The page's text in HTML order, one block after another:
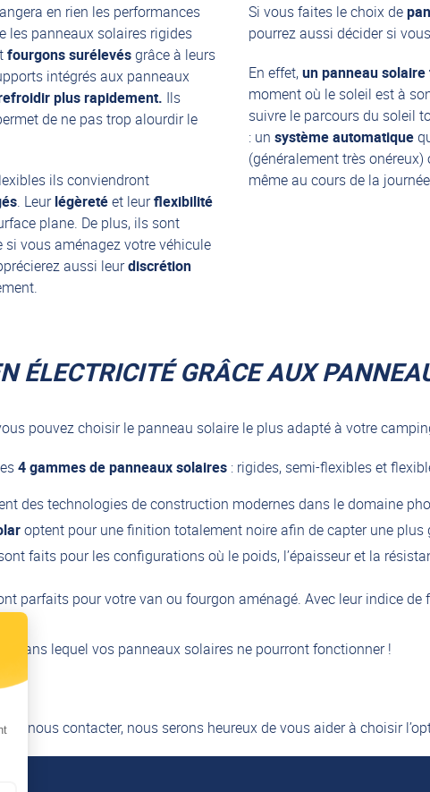
en rien les performances
les panneaux solaires rigides
fourgons surélevésgrâce à leurs
intégrés aux panneaux
plus rapidement. Ils
de ne pas trop alourdir le
ils conviendront
. Leurlégèretéet leurflexibilité
plane. De plus, ils sont
vous aménagez votre véhicule
aussi leurdiscrétion
Si vous faites le choix de
pourrez aussi décider si
En effet,un panneau
moment où le soleil est à
suivre le parcours du soleil
: un système automatique
(généralement très
même au cours de la
ÉLECTRICITÉ GRÂCE AUX
pouvez choisir le panneau solaire le plus adapté à votre
4 gammes de panneaux solaires : rigides, semi-flexibles et
des technologies de construction modernes dans le domaine
optent pour une finition totalement noire afin de capter une plus
faits pour les configurations où le poids, l’épaisseur et la
parfaits pour votre van ou fourgon aménagé. Avec leur indice
sans lequel vos panneaux solaires ne pourront fonctionner !
à nous contacter, nous serons heureux de vous aider à choisir